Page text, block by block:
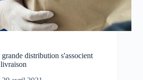
distribution s'associent